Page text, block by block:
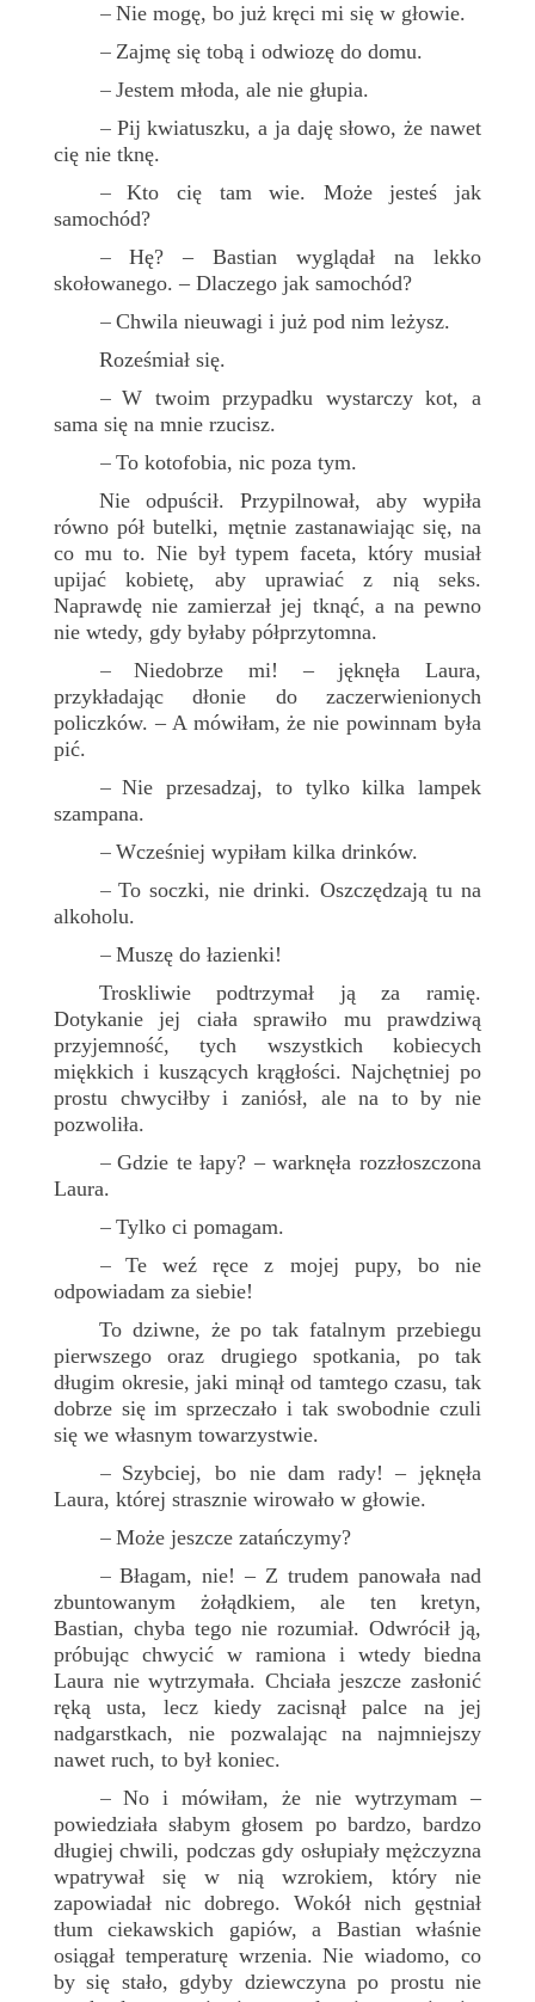
– Nie mogę, bo już kręci mi się w głowie.
– Zajmę się tobą i odwiozę do domu.
– Jestem młoda, ale nie głupia.
– Pij kwiatuszku, a ja daję słowo, że nawet
cię nie tknę.
–Kto cię tam wie. Może jesteś jak
samochód?
– Hę? – Bastian wyglądał na lekko
skołowanego. – Dlaczego jak samochód?
– Chwila nieuwagi i już pod nim leżysz.
Roześmiał się.
–W twoim przypadku wystarczy kot, a
sama się na mnie rzucisz.
– To kotofobia, nic poza tym.
Nie odpuścił. Przypilnował, aby wypiła
równo pół butelki, mętnie zastanawiając się, na
co mu to. Nie był typem faceta, który musiał
upijać kobietę, aby uprawiać z nią seks.
Naprawdę nie zamierzał jej tknąć, a na pewno
nie wtedy, gdy byłaby półprzytomna.
–Niedobrze mi! – jęknęła Laura,
przykładając dłonie do zaczerwienionych
policzków. – A mówiłam, że nie powinnam była
pić.
–Nie przesadzaj, to tylko kilka lampek
szampana.
– Wcześniej wypiłam kilka drinków.
– To soczki, nie drinki. Oszczędzają tu na
alkoholu.
– Muszę do łazienki!
Troskliwie podtrzymał ją za ramię.
Dotykanie jej ciała sprawiło mu prawdziwą
przyjemność, tych wszystkich kobiecych
miękkich i kuszących krągłości. Najchętniej po
prostu chwyciłby i zaniósł, ale na to by nie
pozwoliła.
–Gdzie te łapy? – warknęła rozzłoszczona
Laura.
– Tylko ci pomagam.
– Te weź ręce z mojej pupy, bo nie
odpowiadam za siebie!
To dziwne, że po tak fatalnym przebiegu
pierwszego oraz drugiego spotkania, po tak
długim okresie, jaki minął od tamtego czasu, tak
dobrze się im sprzeczało i tak swobodnie czuli
się we własnym towarzystwie.
– Szybciej, bo nie dam rady! – jęknęła
Laura, której strasznie wirowało w głowie.
– Może jeszcze zatańczymy?
– Błagam, nie! – Z trudem panowała nad
zbuntowanym żołądkiem, ale ten kretyn,
Bastian, chyba tego nie rozumiał. Odwrócił ją,
próbując chwycić w ramiona i wtedy biedna
Laura nie wytrzymała. Chciała jeszcze zasłonić
ręką usta, lecz kiedy zacisnął palce na jej
nadgarstkach, nie pozwalając na najmniejszy
nawet ruch, to był koniec.
– No i mówiłam, że nie wytrzymam –
powiedziała słabym głosem po bardzo, bardzo
długiej chwili, podczas gdy osłupiały mężczyzna
wpatrywał się w nią wzrokiem, który nie
zapowiadał nic dobrego. Wokół nich gęstniał
tłum ciekawskich gapiów, a Bastian właśnie
osiągał temperaturę wrzenia. Nie wiadomo, co
by się stało, gdyby dziewczyna po prostu nie